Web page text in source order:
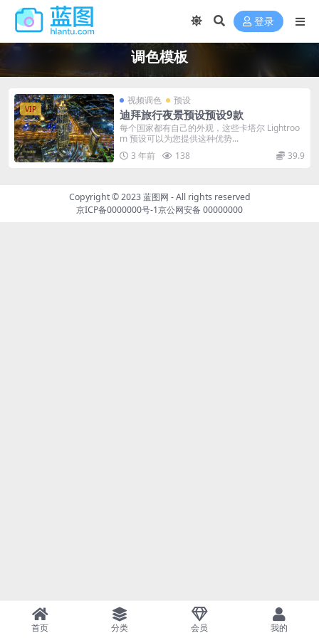
登录
调色模板
VIP
视频调色 预设
迪拜旅行夜景预设预设9款
每个国家都有自己的外观，这些卡塔尔 Lightroo
m 预设可以为您提供这种优势...
3 年前
138 39.9
Copyright © 2023蓝图网 - All rights reserved
京ICP备0000000号-1京公网安备 00000000
首页 分类 会员 我的